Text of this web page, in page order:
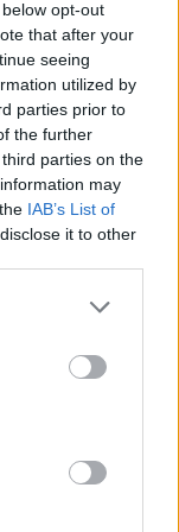
opt-out
that after your
seeing
utilized by
parties prior to
the further
parties on the
may
IAB’s List of
it to other
or more Google
may click to
party tags to
in below Google
bagni
07/2021 14:32
acqua calda
delimitate e
campeggio
(ma
Pochi
attività
"scomodo"
in cui si